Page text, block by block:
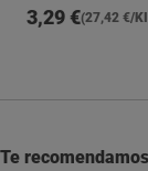
3,29 €(27,42 €/
Te recomendamos